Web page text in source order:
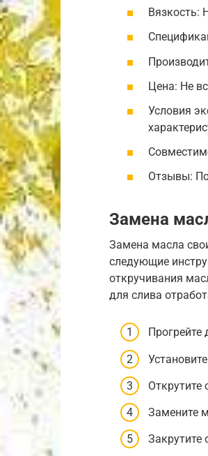
Вязкость:
Цена: Не
Условия
Отзывы:
Замена
Замена масла
следующие
откручивания
для слива
Прогрейте
Открутите
Замените
Закрутите